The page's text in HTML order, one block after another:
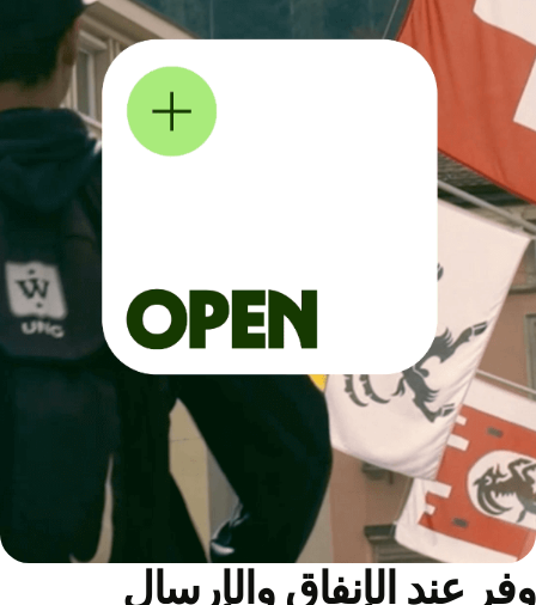
عند الإنفاق والإرسال